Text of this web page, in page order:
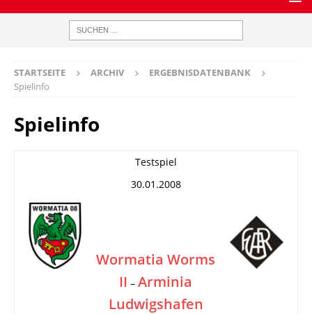
STARTSEITE ARCHIV
ERGEBNISDATENBANK
Spielinfo
Spielinfo
Testspiel
30.01.2008
Wormatia Worms
II – Arminia
Ludwigshafen